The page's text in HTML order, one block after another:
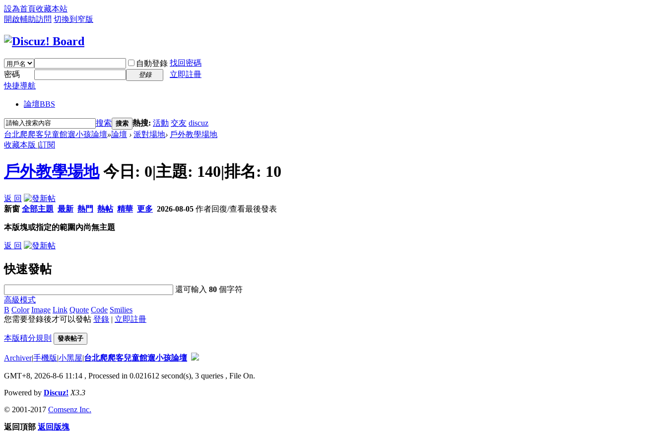
設為首頁收藏本站
開啟輔助訪問 切換到窄版
自動登錄 找回密碼
密碼
登錄
立即註冊
快捷導航
論壇BBS
搜索 搜索 熱搜: 活動 交友 discuz
台北爬爬客兒童館遛小孩論壇»論壇 › 派對場地› 戶外教學場地
收藏本版 |訂閱
戶外教學場地 今日: 0|主題: 140|排名: 10
返 回
新窗 全部主題 最新 熱門 熱帖 精華 更多 2026-08-05 作者回復/查看最後發表
本版塊或指定的範圍內尚無主題
返 回
快速發帖
還可輸入80 個字符
高級模式
B Color Image Link Quote Code Smilies
您需要登錄後才可以發帖 登錄 | 立即註冊
本版積分規則 發表帖子
Archiver|手機版|小黑屋|台北爬爬客兒童館遛小孩論壇
GMT+8, 2026-8-6 11:14 , Processed in 0.021612 second(s), 3 queries , File On.
Powered by Discuz! X3.3
© 2001-2017 Comsenz Inc.
返回頂部 返回版塊